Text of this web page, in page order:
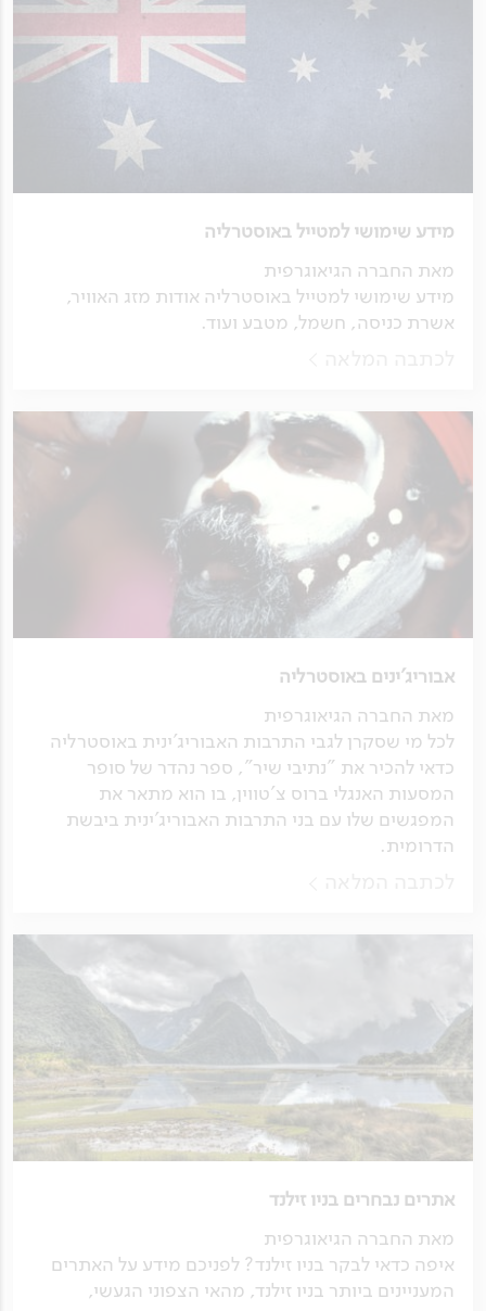
מידע שימושי למטייל באוסטרליה
מאת החברה הגיאוגרפית
מידע שימושי למטייל באוסטרליה אודות מזג האוויר,
אשרת כניסה, חשמל, מטבע ועוד.
אבוריג'ינים באוסטרליה
מאת החברה הגיאוגרפית
לכל מי שסקרן לגבי התרבות האבוריג'ינית באוסטרליה
כדאי להכיר את "נתיבי שיר", ספר נהדר של סופר
המסעות האנגלי ברוס צ'טווין, בו הוא מתאר את
המפגשים שלו עם בני התרבות האבוריג'ינית ביבשת
הדרומית.
אתרים נבחרים בניו זילנד
מאת החברה הגיאוגרפית
איפה כדאי לבקר בניו זילנד? לפניכם מידע על האתרים
המעניינים ביותר בניו זילנד, מהאי הצפוני הגעשי,